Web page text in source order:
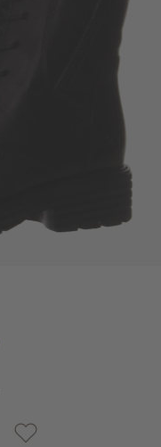
Zum Merkzettel hinzufügen